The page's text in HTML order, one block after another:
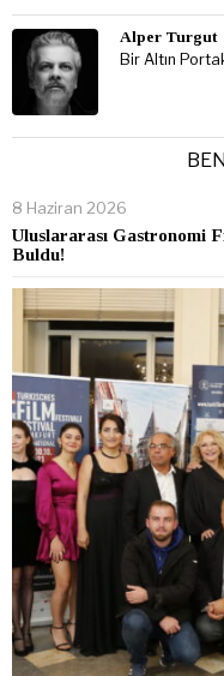
Alper Turgut
Bir Altın
8 Haziran 2026
Uluslararası Gastronomi
Buldu!